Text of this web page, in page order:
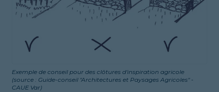
Exemple de conseil pour des clôtures d'inspiration agricole
(source : Guide-conseil "Architectures et Paysages Agricoles" -
CAUE Var)